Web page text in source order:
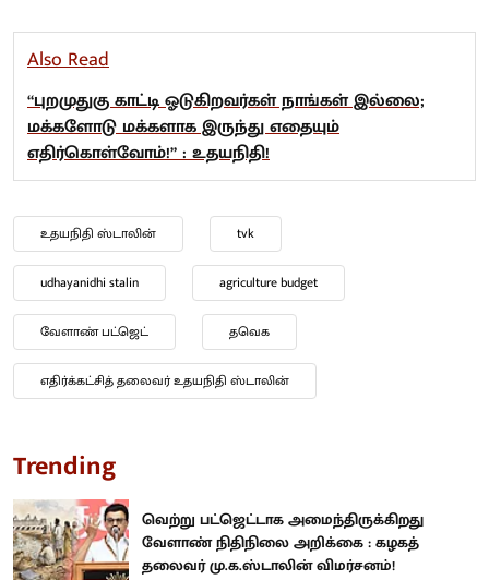
Also Read
“புறமுதுகு காட்டி ஓடுகிறவர்கள் நாங்கள் இல்லை;
மக்களோடு மக்களாக இருந்து எதையும்
எதிர்கொள்வோம்!” : உதயநிதி!
உதயநிதி ஸ்டாலின் tvk
udhayanidhi stalin agriculture budget
வேளாண் பட்ஜெட் தவெக
எதிர்க்கட்சித் தலைவர் உதயநிதி ஸ்டாலின்
Trending
வெற்று பட்ஜெட்டாக அமைந்திருக்கிறது
வேளாண் நிதிநிலை அறிக்கை : கழகத்
தலைவர் மு.க.ஸ்டாலின் விமர்சனம்!